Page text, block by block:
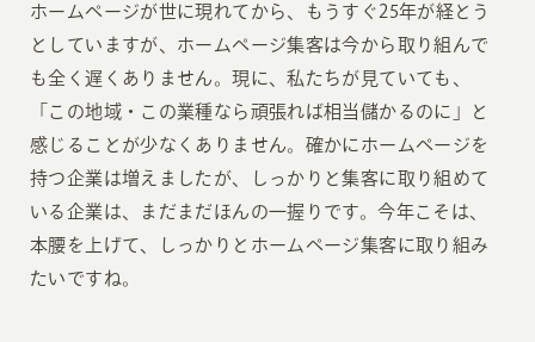
ホームページが世に現れてから、もうすぐ25年が経とう
としていますが、ホームページ集客は今から取り組んで
も全く遅くありません。現に、私たちが見ていても、
「この地域・この業種なら頑張れば相当儲かるのに」と
感じることが少なくありません。確かにホームページを
持つ企業は増えましたが、しっかりと集客に取り組めて
いる企業は、まだまだほんの一握りです。今年こそは、
本腰を上げて、しっかりとホームページ集客に取り組み
たいですね。